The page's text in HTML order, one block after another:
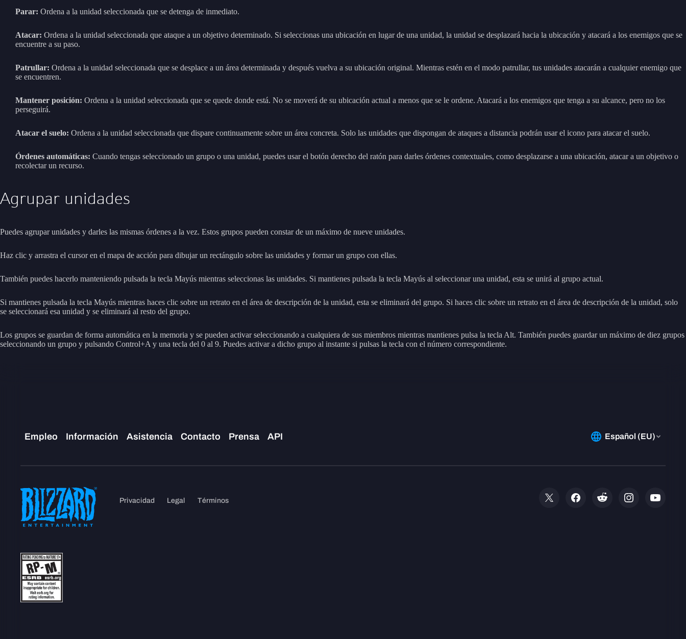
Parar: Ordena a la unidad seleccionada que se detenga de inmediato.
Atacar: Ordena a la unidad seleccionada que ataque a un objetivo determinado. Si seleccionas una ubicación en lugar de una unidad, la unidad se desplazará hacia la ubicación y atacará a los enemigos que se
encuentre a su paso.
Patrullar: Ordena a la unidad seleccionada que se desplace a un área determinada y después vuelva a su ubicación original. Mientras estén en el modo patrullar, tus unidades atacarán a cualquier enemigo que
se encuentren.
Mantener posición: Ordena a la unidad seleccionada que se quede donde está. No se moverá de su ubicación actual a menos que se le ordene. Atacará a los enemigos que tenga a su alcance, pero no los
perseguirá.
Atacar el suelo: Ordena a la unidad seleccionada que dispare continuamente sobre un área concreta. Solo las unidades que dispongan de ataques a distancia podrán usar el icono para atacar el suelo.
Órdenes automáticas: Cuando tengas seleccionado un grupo o una unidad, puedes usar el botón derecho del ratón para darles órdenes contextuales, como desplazarse a una ubicación, atacar a un objetivo o
recolectar un recurso.
Agrupar unidades
Puedes agrupar unidades y darles las mismas órdenes a la vez. Estos grupos pueden constar de un máximo de nueve unidades.
Haz clic y arrastra el cursor en el mapa de acción para dibujar un rectángulo sobre las unidades y formar un grupo con ellas.
También puedes hacerlo manteniendo pulsada la tecla Mayús mientras seleccionas las unidades. Si mantienes pulsada la tecla Mayús al seleccionar una unidad, esta se unirá al grupo actual.
Si mantienes pulsada la tecla Mayús mientras haces clic sobre un retrato en el área de descripción de la unidad, esta se eliminará del grupo. Si haces clic sobre un retrato en el área de descripción de la unidad, solo
se seleccionará esa unidad y se eliminará al resto del grupo.
Los grupos se guardan de forma automática en la memoria y se pueden activar seleccionando a cualquiera de sus miembros mientras mantienes pulsa la tecla Alt. También puedes guardar un máximo de diez grupos
seleccionando un grupo y pulsando Control+A y una tecla del 0 al 9. Puedes activar a dicho grupo al instante si pulsas la tecla con el número correspondiente.